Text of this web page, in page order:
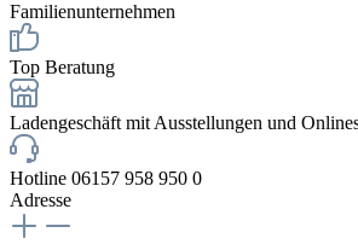
Familienunternehmen
Top Beratung
Ladengeschäft mit Ausstellungen und
Hotline 06157 958 950 0
Adresse